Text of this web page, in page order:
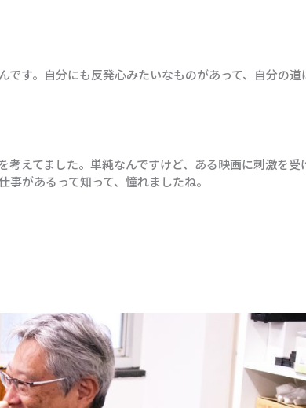
す。自分にも反発心みたいなものがあって、自分の道
えてました。単純なんですけど、ある映画に刺激を受
があるって知って、憧れましたね。
お名前 (必須)